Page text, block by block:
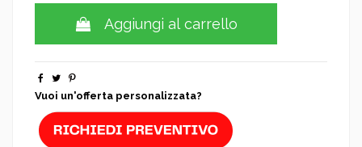
Aggiungi al carrello
Vuoi un'offerta personalizzata?